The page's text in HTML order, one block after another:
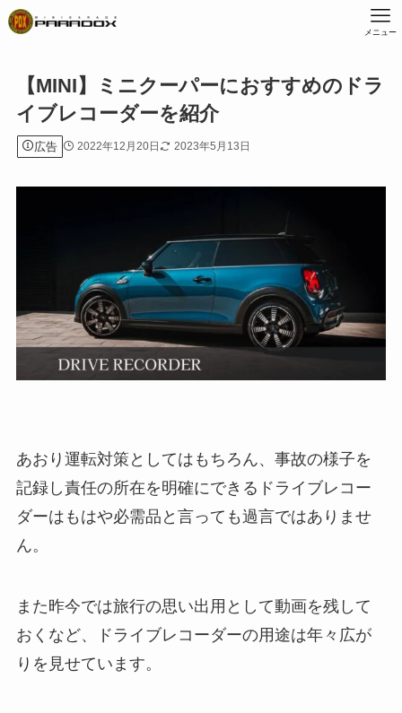
メニュー
【MINI】ミニクーパーにおすすめのドラ
イブレコーダーを紹介
広告 2022年12月20日 2023年5月13日
あおり運転対策としてはもちろん、事故の様子を
記録し責任の所在を明確にできるドライブレコー
ダーはもはや必需品と言っても過言ではありませ
ん。
また昨今では旅行の思い出用として動画を残して
おくなど、ドライブレコーダーの用途は年々広が
りを見せています。